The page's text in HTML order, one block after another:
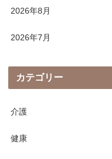
2026年8月
2026年7月
カテゴリー
介護
健康